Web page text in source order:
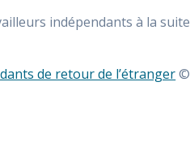
indépendants à la suite
de retour de l’étranger©